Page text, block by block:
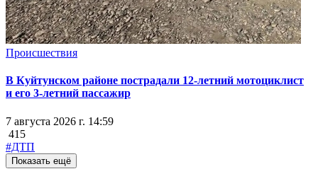
Происшествия
В Куйтунском районе пострадали 12-летний мотоциклист
и его 3-летний пассажир
7 августа 2026 г. 14:59
415
#ДТП
Показать ещё